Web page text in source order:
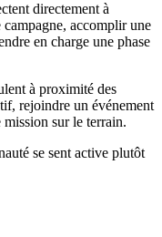
directement à
accomplir une
en charge une phase
à proximité des
rejoindre un événement
sur le terrain.
se sent active plutôt